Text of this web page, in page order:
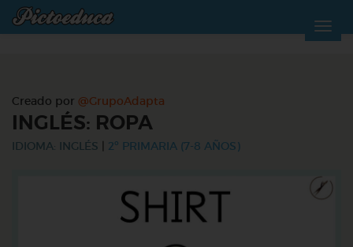
Creado por @GrupoAdapta
INGLÉS: ROPA
IDIOMA: INGLÉS 2º PRIMARIA (7-8 AÑOS)